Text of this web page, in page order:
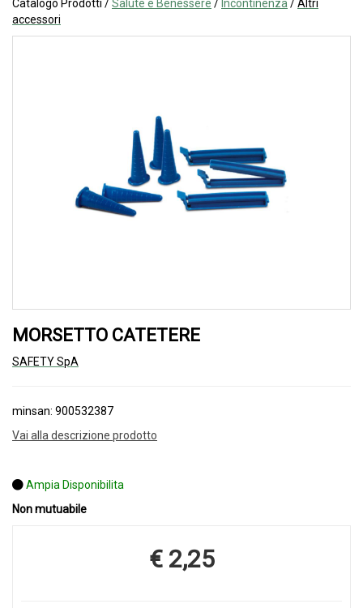
Catalogo Prodotti /Salute e Benessere / Incontinenza /Altri
accessori
MORSETTO CATETERE
SAFETY SpA
minsan: 900532387
Vai alla descrizione prodotto
Ampia Disponibilita
Non mutuabile
Prezzo
€ 2,25